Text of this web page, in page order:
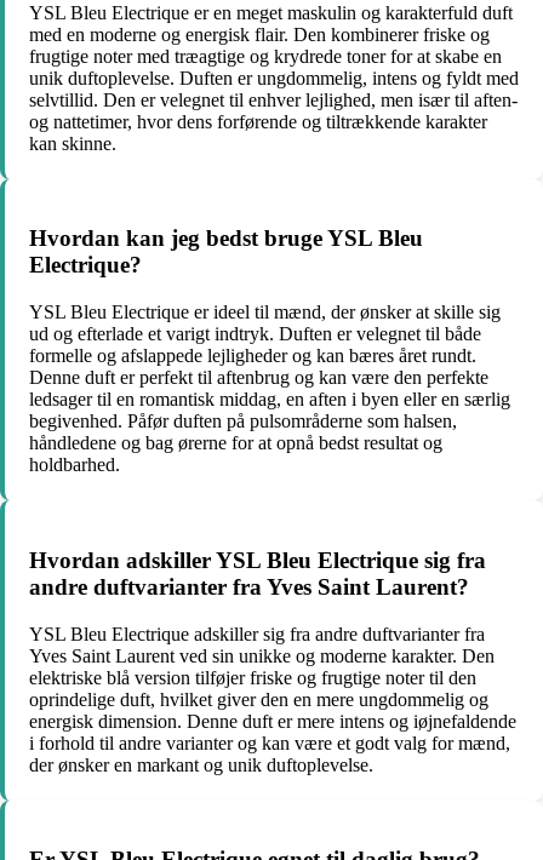
YSL Bleu Electrique er en meget maskulin og karakterfuld duft
med en moderne og energisk flair. Den kombinerer friske og
frugtige noter med træagtige og krydrede toner for at skabe en
unik duftoplevelse. Duften er ungdommelig, intens og fyldt med
selvtillid. Den er velegnet til enhver lejlighed, men især til aften-
og nattetimer, hvor dens forførende og tiltrækkende karakter
kan skinne.
Hvordan kan jeg bedst bruge YSL Bleu
Electrique?
YSL Bleu Electrique er ideel til mænd, der ønsker at skille sig
ud og efterlade et varigt indtryk. Duften er velegnet til både
formelle og afslappede lejligheder og kan bæres året rundt.
Denne duft er perfekt til aftenbrug og kan være den perfekte
ledsager til en romantisk middag, en aften i byen eller en særlig
begivenhed. Påfør duften på pulsområderne som halsen,
håndledene og bag ørerne for at opnå bedst resultat og
holdbarhed.
Hvordan adskiller YSL Bleu Electrique sig fra
andre duftvarianter fra Yves Saint Laurent?
YSL Bleu Electrique adskiller sig fra andre duftvarianter fra
Yves Saint Laurent ved sin unikke og moderne karakter. Den
elektriske blå version tilføjer friske og frugtige noter til den
oprindelige duft, hvilket giver den en mere ungdommelig og
energisk dimension. Denne duft er mere intens og iøjnefaldende
i forhold til andre varianter og kan være et godt valg for mænd,
der ønsker en markant og unik duftoplevelse.